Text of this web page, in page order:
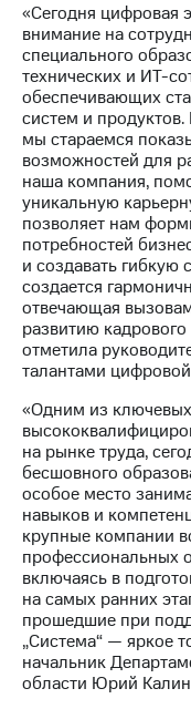
капитал
Контроль
и
аудит
Рынок
акций
Описание
Программа
Порядок
выкупа
акций
Дивиденды
Рынок
облигаций
Описание
о
погашении
именных
облигаций
Другое
Регистратор
Реквизиты
Контакты
развитие
деловая этика
На главную
«Сегодня цифровая
внимание на
специального
технических и ИТ-
обеспечивающих
систем и
мы стараемся
возможностей для
наша компания,
уникальную
позволяет нам
потребностей
и создавать гибкую
создается
отвечающая
развитию
отметила
талантами
«Одним из
на рынке труда,
бесшовного
особое место
навыков и
крупные компании
профессиональных
включаясь в
на самых ранних
прошедшие при
„Система“ — яркое
начальник
области Юрий